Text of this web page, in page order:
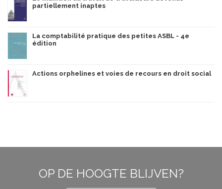
partiellement inaptes
La comptabilité pratique des petites ASBL - 4e
édition
Actions orphelines et voies de recours en droit social
OP DE HOOGTE BLIJVEN?